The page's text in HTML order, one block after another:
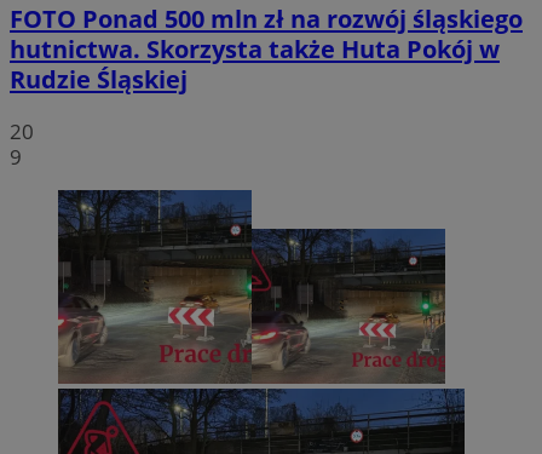
FOTO Ponad 500 mln zł na rozwój śląskiego
hutnictwa. Skorzysta także Huta Pokój w
Rudzie Śląskiej
20
9